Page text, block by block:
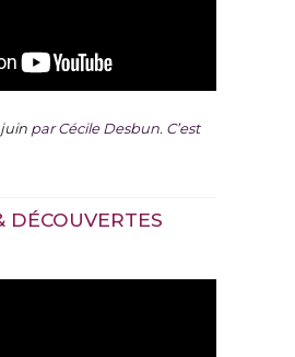
par Cécile Desbun. C’est
DÉCOUVERTES